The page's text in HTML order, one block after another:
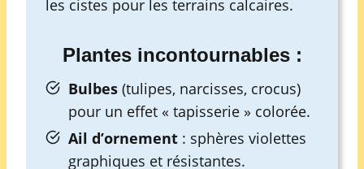
les cistes pour les terrains calcaires.
Plantes incontournables :
Bulbes (tulipes, narcisses, crocus)
pour un effet « tapisserie » colorée.
Ail d’ornement : sphères violettes
graphiques et résistantes.